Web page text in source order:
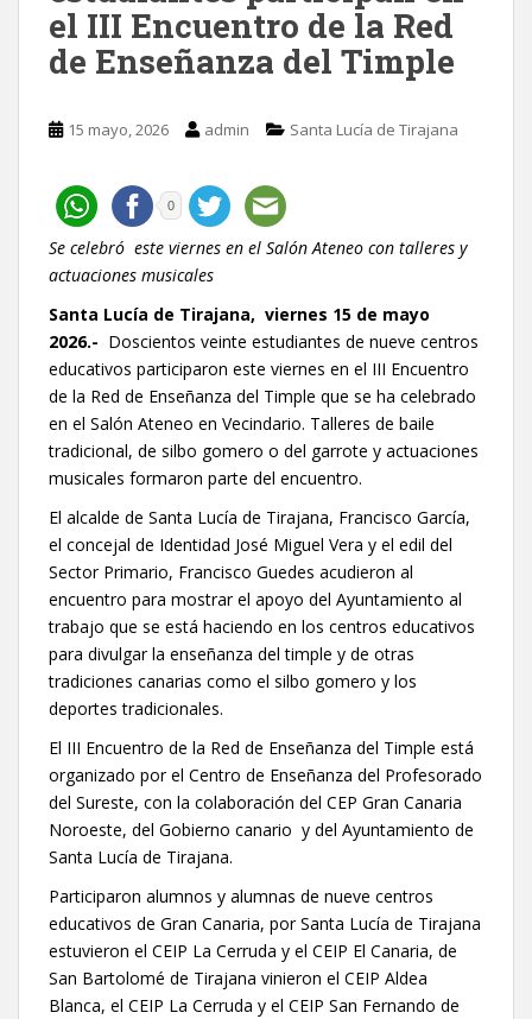
el III Encuentro de la Red
de Enseñanza del Timple
15 mayo, 2026 admin Santa Lucía de Tirajana
0
Se celebró este viernes en el Salón Ateneo con talleres y
actuaciones musicales
Santa Lucía de Tirajana, viernes 15 de mayo
2026.- Doscientos veinte estudiantes de nueve centros
educativos participaron este viernes en el III Encuentro
de la Red de Enseñanza del Timple que se ha celebrado
en el Salón Ateneo en Vecindario. Talleres de baile
tradicional, de silbo gomero o del garrote y actuaciones
musicales formaron parte del encuentro.
El alcalde de Santa Lucía de Tirajana, Francisco García,
el concejal de Identidad José Miguel Vera y el edil del
Sector Primario, Francisco Guedes acudieron al
encuentro para mostrar el apoyo del Ayuntamiento al
trabajo que se está haciendo en los centros educativos
para divulgar la enseñanza del timple y de otras
tradiciones canarias como el silbo gomero y los
deportes tradicionales.
El III Encuentro de la Red de Enseñanza del Timple está
organizado por el Centro de Enseñanza del Profesorado
del Sureste, con la colaboración del CEP Gran Canaria
Noroeste, del Gobierno canario y del Ayuntamiento de
Santa Lucía de Tirajana.
Participaron alumnos y alumnas de nueve centros
educativos de Gran Canaria, por Santa Lucía de Tirajana
estuvieron el CEIP La Cerruda y el CEIP El Canaria, de
San Bartolomé de Tirajana vinieron el CEIP Aldea
Blanca, el CEIP La Cerruda y el CEIP San Fernando de